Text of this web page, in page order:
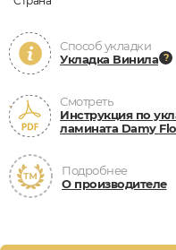
Способ укладки
Укладка Винила
Смотреть
Инструкция по
ламината Damy
Подробнее
О производителе